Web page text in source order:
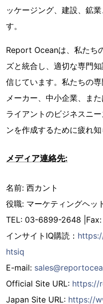
ッケージング、建設、鉱
す。
Report Oceanは、私たち
ズと統合し、適切な専門
信じています。私たちの
メーカー、中小企業、ま
ライアントのビジネスニ
ンを作成するために疲れ知
メディア連絡先:
名前: 西カント
役職: マーケティングヘッ
TEL: 03-6899-2648
インサイトIQ購読：
htsiq
E-mail:
Official Site URL: https://
Japan Site URL: https://